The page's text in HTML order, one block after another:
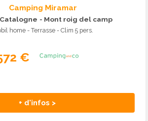
Camping Miramar
- Mont roig del camp
home - Terrasse - Clim 5 pers.
€
+ d'infos >